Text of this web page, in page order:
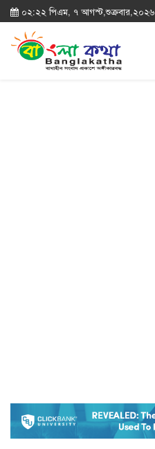
০২:২২ পিএম, ৭ আগস্ট,শুক্রবার,২০২৬